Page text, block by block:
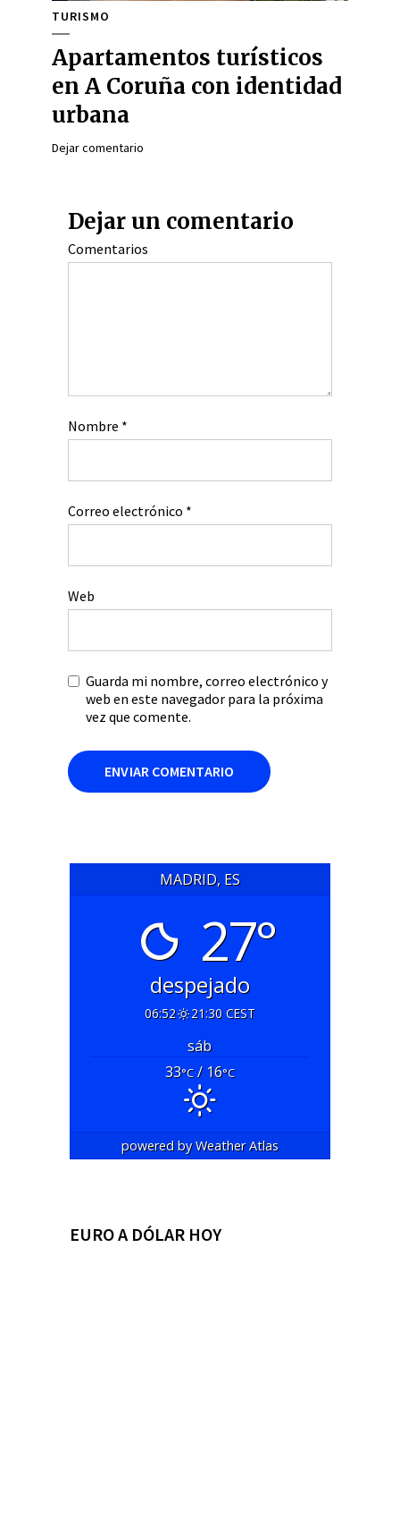
TURISMO
Apartamentos turísticos
en A Coruña con identidad
urbana
Dejar comentario
Dejar un comentario
Comentarios
Nombre *
Correo electrónico *
Web
Guarda mi nombre, correo electrónico y
web en este navegador para la próxima
vez que comente.
MADRID, ES
27°
despejado
06:52 21:30 CEST
sáb
33°C/ 16°C
powered byWeather Atlas
EURO A DÓLAR HOY